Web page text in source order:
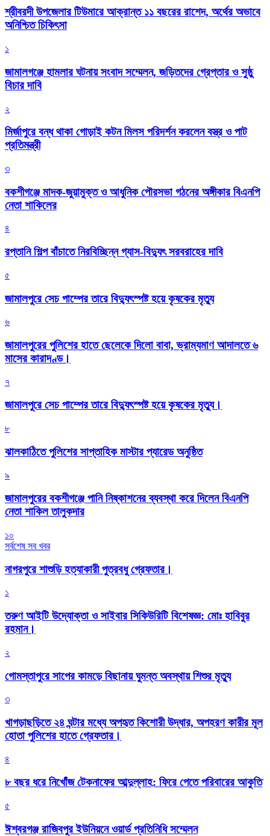
শ্রীবরদী উপজেলার টিউমারে আক্রান্ত ১১ বছরের রাশেদ, অর্থের অভাবে
অনিশ্চিত চিকিৎসা
১
জামালগঞ্জে হামলার ঘটনায় সংবাদ সম্মেলন, জড়িতদের গ্রেপ্তার ও সুষ্ঠু
বিচার দাবি
২
মির্জাপুরে বন্ধ থাকা গোড়াই কটন মিলস পরিদর্শন করলেন বস্ত্র ও পাট
প্রতিমন্ত্রী
৩
বকশীগঞ্জে মাদক-জুয়ামুক্ত ও আধুনিক পৌরসভা গঠনের অঙ্গীকার বিএনপি
নেতা শাকিলের
৪
রপ্তানি শিল্প বাঁচাতে নিরবিচ্ছিন্ন গ্যাস-বিদ্যুৎ সরবরাহের দাবি
৫
জামালপুরে সেচ পাম্পের তারে বিদ্যুৎস্পষ্ট হয়ে কৃষকের মৃত্যু
৬
জামালপুরের পুলিশের হাতে ছেলেকে দিলো বাবা, ভ্রাম্যমাণ আদালতে ৬
মাসের কারাদণ্ড।
৭
জামালপুরে সেচ পাম্পের তারে বিদ্যুৎস্পষ্ট হয়ে কৃষকের মৃত্যু।
৮
‎ঝালকাঠিতে পুলিশের সাপ্তাহিক মাস্টার প্যারেড অনুষ্ঠিত
৯
জামালপুরের বকশীগঞ্জে পানি নিষ্কাশনের ব্যবস্থা করে দিলেন বিএনপি
নেতা শাকিল তালুকদার
১০
সর্বশেষ সব খবর
নাগরপুরে শাশুড়ি হত্যাকারী পুত্রবধু গ্রেফতার।
১
তরুণ আইটি উদ্যোক্তা ও সাইবার সিকিউরিটি বিশেষজ্ঞ: মোঃ হাবিবুর
রহমান।
২
গোমস্তাপুরে সাপের কামড়ে বিছানায় ঘুমন্ত অবস্থায় শিশুর মৃত্যু
৩
খাগড়াছড়িতে ২৪ ঘন্টার মধ্যে অপহৃত কিশোরী উদ্ধার, অপহরণ কারীর মূল
হোতা পুলিশের হাতে গ্রেফতার।
৪
৮ বছর ধরে নিখোঁজ টেকনাফের আব্দুল্লাহ: ফিরে পেতে পরিবারের আকুতি
৫
ঈশ্বরগঞ্জ রাজিবপুর ইউনিয়নে ওয়ার্ড প্রতিনিধি সম্মেলন